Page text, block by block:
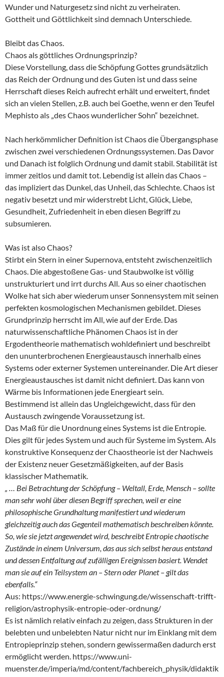
Wunder und Naturgesetz sind nicht zu verheiraten.
Gottheit und Göttlichkeit sind demnach Unterschiede.
Bleibt das Chaos.
Chaos als göttliches Ordnungsprinzip?
Diese Vorstellung, dass die Schöpfung Gottes grundsätzlich
das Reich der Ordnung und des Guten ist und dass seine
Herrschaft dieses Reich aufrecht erhält und erweitert, findet
sich an vielen Stellen, z.B. auch bei Goethe, wenn er den Teufel
Mephisto als „des Chaos wunderlicher Sohn“ bezeichnet.
Nach herkömmlicher Definition ist Chaos die Übergangsphase
zwischen zwei verschiedenen Ordnungssystemen. Das Davor
und Danach ist folglich Ordnung und damit stabil. Stabilität ist
immer zeitlos und damit tot. Lebendig ist allein das Chaos –
das impliziert das Dunkel, das Unheil, das Schlechte. Chaos ist
negativ besetzt und mir widerstrebt Licht, Glück, Liebe,
Gesundheit, Zufriedenheit in eben diesen Begriff zu
subsumieren.
Was ist also Chaos?
Stirbt ein Stern in einer Supernova, entsteht zwischenzeitlich
Chaos. Die abgestoßene Gas- und Staubwolke ist völlig
unstrukturiert und irrt durchs All. Aus so einer chaotischen
Wolke hat sich aber wiederum unser Sonnensystem mit seinen
perfekten kosmologischen Mechanismen gebildet. Dieses
Grundprinzip herrscht im All, wie auf der Erde. Das
naturwissenschaftliche Phänomen Chaos ist in der
Ergodentheorie mathematisch wohldefiniert und beschreibt
den ununterbrochenen Energieaustausch innerhalb eines
Systems oder externer Systemen untereinander. Die Art dieser
Energieaustausches ist damit nicht definiert. Das kann von
Wärme bis Informationen jede Energieart sein.
Bestimmend ist allein das Ungleichgewicht, dass für den
Austausch zwingende Voraussetzung ist.
Das Maß für die Unordnung eines Systems ist die Entropie.
Dies gilt für jedes System und auch für Systeme im System. Als
konstruktive Konsequenz der Chaostheorie ist der Nachweis
der Existenz neuer Gesetzmäßigkeiten, auf der Basis
klassischer Mathematik.
„ … Bei Betrachtung der Schöpfung – Weltall, Erde, Mensch – sollte
man sehr wohl über diesen Begriff sprechen, weil er eine
philosophische Grundhaltung manifestiert und wiederum
gleichzeitig auch das Gegenteil mathematisch beschreiben könnte.
So, wie sie jetzt angewendet wird, beschreibt Entropie chaotische
Zustände in einem Universum, das aus sich selbst heraus entstand
und dessen Entfaltung auf zufälligen Ereignissen basiert. Wendet
man sie auf ein Teilsystem an – Stern oder Planet – gilt das
ebenfalls.“
Aus: https://www.energie-schwingung.de/wissenschaft-trifft-
religion/astrophysik-entropie-oder-ordnung/
Es ist nämlich relativ einfach zu zeigen, dass Strukturen in der
belebten und unbelebten Natur nicht nur im Einklang mit dem
Entropieprinzip stehen, sondern gewissermaßen dadurch erst
ermöglicht werden. https://www.uni-
muenster.de/imperia/md/content/fachbereich_physik/didaktik